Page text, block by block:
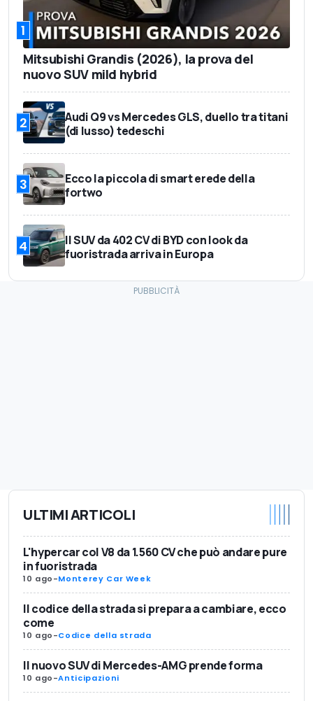
1
Mitsubishi Grandis (2026), la prova del
nuovo SUV mild hybrid
2
Audi Q9 vs Mercedes GLS, duello tra titani
(di lusso) tedeschi
3
Ecco la piccola di smart erede della
fortwo
4
Il SUV da 402 CV di BYD con look da
fuoristrada arriva in Europa
ULTIMI ARTICOLI
L'hypercar col V8 da 1.560 CV che può andare pure
in fuoristrada
10 ago-Monterey Car Week
Il codice della strada si prepara a cambiare, ecco
come
10 ago-Codice della strada
Il nuovo SUV di Mercedes-AMG prende forma
10 ago-Anticipazioni